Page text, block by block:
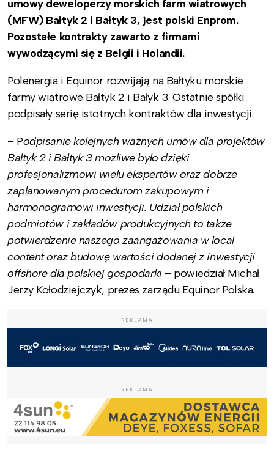
umowy deweloperzy morskich farm wiatrowych
(MFW) Bałtyk 2 i Bałtyk 3, jest polski Enprom.
Pozostałe kontrakty zawarto z firmami
wywodzącymi się z Belgii i Holandii.
Polenergia i Equinor rozwijają na Bałtyku morskie
farmy wiatrowe Bałtyk 2 i Bałyk 3. Ostatnie spółki
podpisały serię istotnych kontraktów dla inwestycji.
– Podpisanie kolejnych ważnych umów dla projektów
Bałtyk 2 i Bałtyk 3 możliwe było dzięki
profesjonalizmowi wielu ekspertów oraz dobrze
zaplanowanym procedurom zakupowym i
harmonogramowi inwestycji. Udział polskich
podmiotów i zakładów produkcyjnych to także
potwierdzenie naszego zaangażowania w local
content oraz budowę wartości dodanej z inwestycji
offshore dla polskiej gospodarki– powiedział Michał
Jerzy Kołodziejczyk, prezes zarządu Equinor Polska.
REKLAMA
REKLAMA